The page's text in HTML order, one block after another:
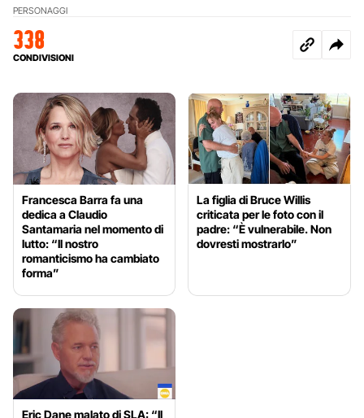
PERSONAGGI
338
CONDIVISIONI
Francesca Barra fa una
dedica a Claudio
Santamaria nel momento di
lutto: “Il nostro
romanticismo ha cambiato
forma”
La figlia di Bruce Willis
criticata per le foto con il
padre: “È vulnerabile. Non
dovresti mostrarlo”
Eric Dane malato di SLA: “Il